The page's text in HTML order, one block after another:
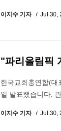
이지수 기자 Jul 30,
"파리올림픽
한국교회총연합(대
일 발표했습니다.
이지수 기자 Jul 30,